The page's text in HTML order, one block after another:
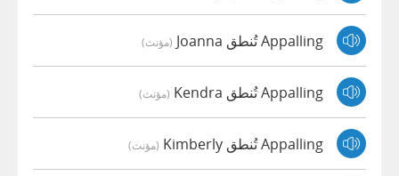
Appalling تُنطق Joanna (مؤنث)
Appalling تُنطق Kendra (مؤنث)
Appalling تُنطق Kimberly (مؤنث)